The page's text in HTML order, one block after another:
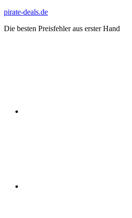
Zum
springen
pirate-deals.de
Die besten Preisfehler aus erster Hand